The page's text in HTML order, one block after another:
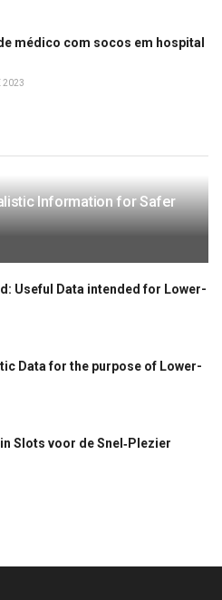
médico com socos em hospital
2023
Information for Safer
Useful Data intended for Lower-
Data for the purpose of Lower-
Slots voor de Snel‑Plezier